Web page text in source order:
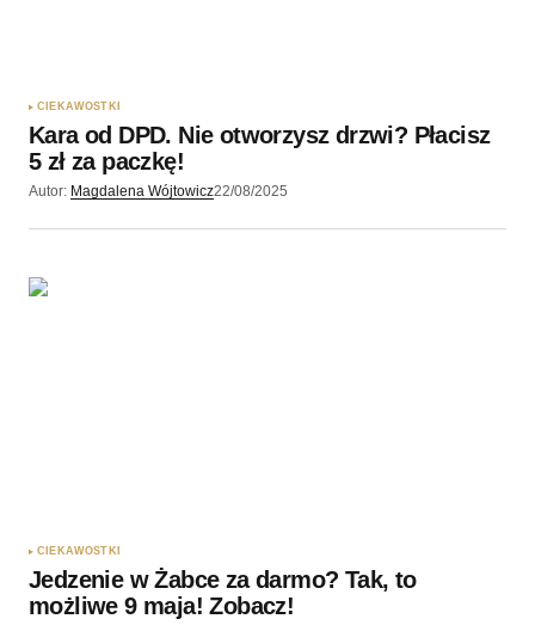
CIEKAWOSTKI
Kara od DPD. Nie otworzysz drzwi? Płacisz
5 zł za paczkę!
Autor: Magdalena Wójtowicz22/08/2025
CIEKAWOSTKI
Jedzenie w Żabce za darmo? Tak, to
możliwe 9 maja! Zobacz!